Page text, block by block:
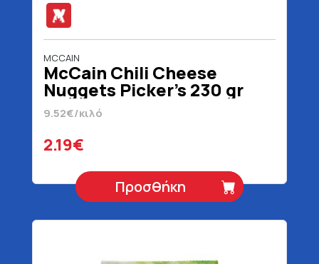
MCCAIN
McCain Chili Cheese
Nuggets Picker's 230 gr
9.52€/κιλό
2.19€
Προσθήκη